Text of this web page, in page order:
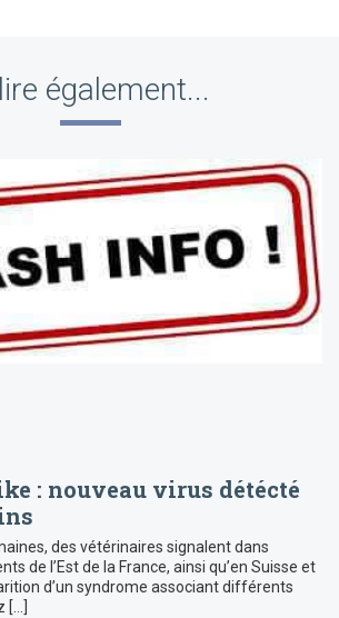
également...
: nouveau virus détécté
des vétérinaires signalent dans
de l’Est de la France, ainsi qu’en Suisse et
d’un syndrome associant différents